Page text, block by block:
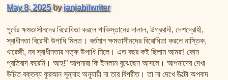
May 8, 2025 byjanjabilwriter
পূর্বের ক্ষমতাসীনদের বিরোধিতা করলে পাকিস্তানের দালাল, উগ্রবাদী, দেশদ্রোহী,
স্বাধীনতা বিরোধী উপাধি মিলত। বর্তমান ক্ষমতাসীনদের বিরোধিতা করলে নাস্তিক,
খারেজী, নব স্বাধীনতার শত্রু উপাধি মিলে। এত বছর কই ছিলাম আমরা! কোন
প্রতিবাদ করেনি। আহ!” আপনারা কি ইসলাম বুঝেছেন আসলে। আপনাদের দেখা
উচিত বক্তব্য কুরআন সুন্নাহ অনুযায়ী না তার বিপরীত। তা না দেখে উল্টো অপবাদ